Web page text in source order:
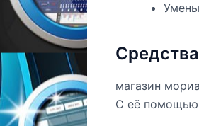
магазин
С её помощью